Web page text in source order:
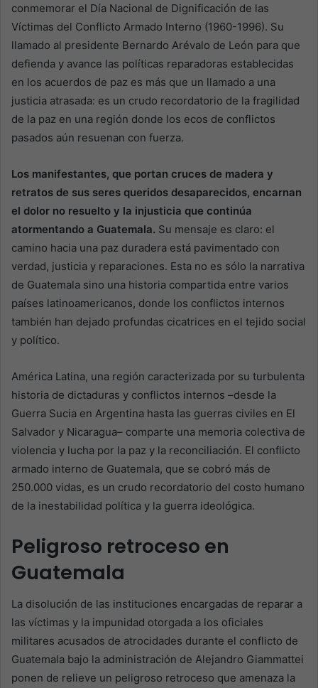
conmemorar el Día Nacional de Dignificación de las
Víctimas del Conflicto Armado Interno (1960-1996). Su
llamado al presidente Bernardo Arévalo de León para que
defienda y avance las políticas reparadoras establecidas
en los acuerdos de paz es más que un llamado a una
justicia atrasada: es un crudo recordatorio de la fragilidad
de la paz en una región donde los ecos de conflictos
pasados aún resuenan con fuerza.
Los manifestantes, que portan cruces de madera y
retratos de sus seres queridos desaparecidos, encarnan
el dolor no resuelto y la injusticia que continúa
atormentando a Guatemala. Su mensaje es claro: el
camino hacia una paz duradera está pavimentado con
verdad, justicia y reparaciones. Esta no es sólo la narrativa
de Guatemala sino una historia compartida entre varios
países latinoamericanos, donde los conflictos internos
también han dejado profundas cicatrices en el tejido social
y político.
América Latina, una región caracterizada por su turbulenta
historia de dictaduras y conflictos internos –desde la
Guerra Sucia en Argentina hasta las guerras civiles en El
Salvador y Nicaragua– comparte una memoria colectiva de
violencia y lucha por la paz y la reconciliación. El conflicto
armado interno de Guatemala, que se cobró más de
250.000 vidas, es un crudo recordatorio del costo humano
de la inestabilidad política y la guerra ideológica.
Peligroso retroceso en
Guatemala
La disolución de las instituciones encargadas de reparar a
las víctimas y la impunidad otorgada a los oficiales
militares acusados de atrocidades durante el conflicto de
Guatemala bajo la administración de Alejandro Giammattei
ponen de relieve un peligroso retroceso que amenaza la